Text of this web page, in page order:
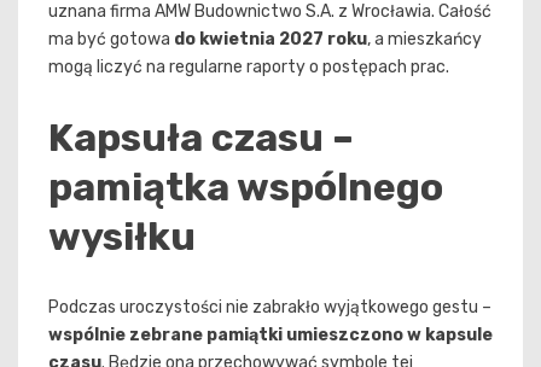
uznana firma AMW Budownictwo S.A. z Wrocławia. Całość
ma być gotowa do kwietnia 2027 roku, a mieszkańcy
mogą liczyć na regularne raporty o postępach prac.
Kapsuła czasu –
pamiątka wspólnego
wysiłku
Podczas uroczystości nie zabrakło wyjątkowego gestu –
wspólnie zebrane pamiątki umieszczono w kapsule